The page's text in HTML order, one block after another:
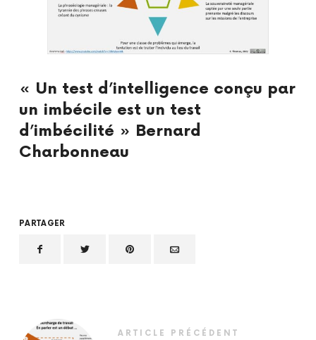
« Un test d’intelligence conçu par
un imbécile est un test
d’imbécilité » Bernard
Charbonneau
PARTAGER
ARTICLE PRÉCÉDENT